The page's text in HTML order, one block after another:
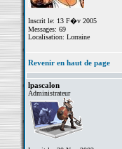
Inscrit le: 13 F�v 2005
Messages: 69
Localisation: Lorraine
Revenir en haut de page
lpascalon
Administrateur